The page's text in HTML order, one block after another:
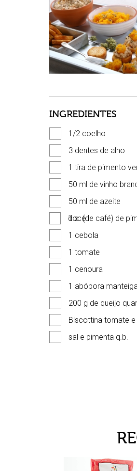
INGREDIENTES
1/2 coelho
3 dentes de alho
1 tira de pimento
50 ml de vinho
50 ml de azeite
1 c. (de café) de pimentão-doce
1 cebola
1 tomate
1 cenoura
1 abóbora manteiga
200 g de queijo
Biscottina tomate
sal e pimenta q.b.